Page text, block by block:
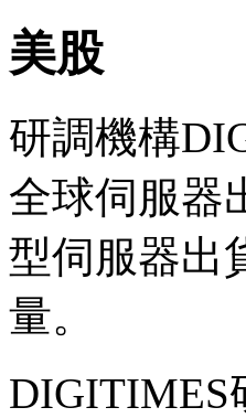
美股
研調機構
全球伺服器
型伺服器出
量。
DIGITIMES